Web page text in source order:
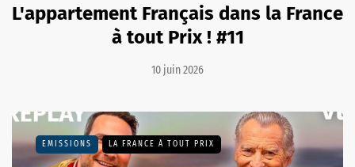
L'appartement Français dans la France
à tout Prix ! #11
10 juin 2026
EMISSIONS LA FRANCE À TOUT PRIX